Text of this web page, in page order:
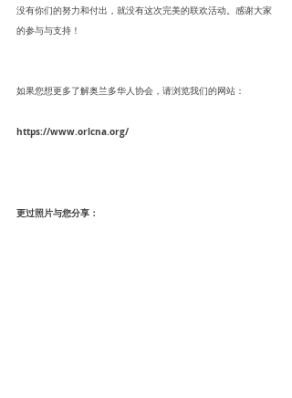
没有你们的努力和付出，就没有这次完美的联欢活动。感谢大家
的参与与支持！
如果您想更多了解奥兰多华人协会，请浏览我们的网站：
https://www.orlcna.org/
更过照片与您分享：